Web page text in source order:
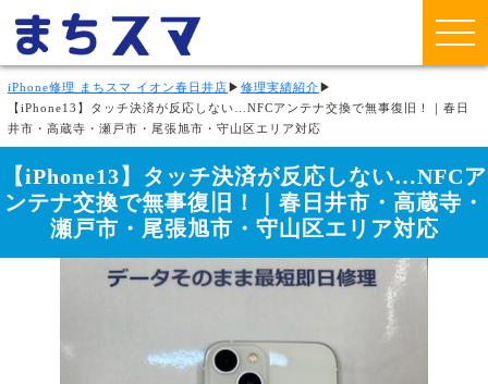
iPhone修理 まちスマ イオン春日井店 ▶ 修理実績紹介 ▶
【iPhone13】タッチ決済が反応しない…NFCアンテナ交換で無事復旧！｜春日
井市・高蔵寺・瀬戸市・尾張旭市・守山区エリア対応
【iPhone13】タッチ決済が反応しない…NFCア
ンテナ交換で無事復旧！｜春日井市・高蔵寺・
瀬戸市・尾張旭市・守山区エリア対応